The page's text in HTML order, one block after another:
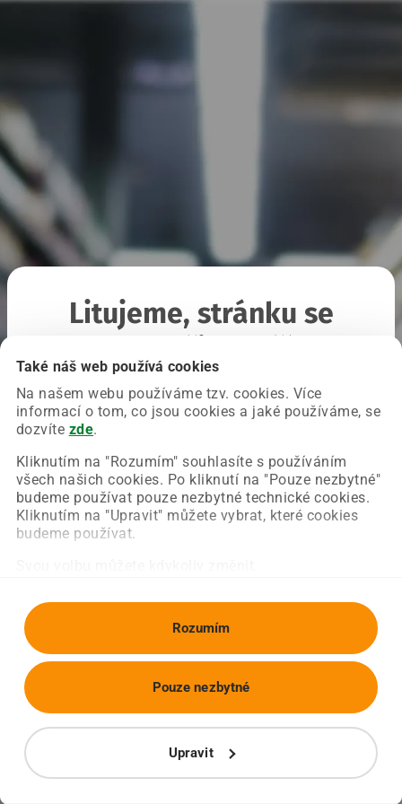
Také náš web používá cookies
Na našem webu používáme tzv. cookies. Více
informací o tom, co jsou cookies a jaké používáme, se
dozvíte zde.
Kliknutím na "Rozumím" souhlasíte s používáním
všech našich cookies. Po kliknutí na "Pouze nezbytné"
budeme používat pouze nezbytné technické cookies.
Kliknutím na "Upravit" můžete vybrat, které cookies
budeme používat.
Rozumím
Upravit
Pouze nezbytné
Litujeme, stránku se
Chyba nastala na naší straně a už ji opravujeme.
Zkuste prosím znovu načíst požadovanou stránku.
Obnovit stránku Úvodní strana